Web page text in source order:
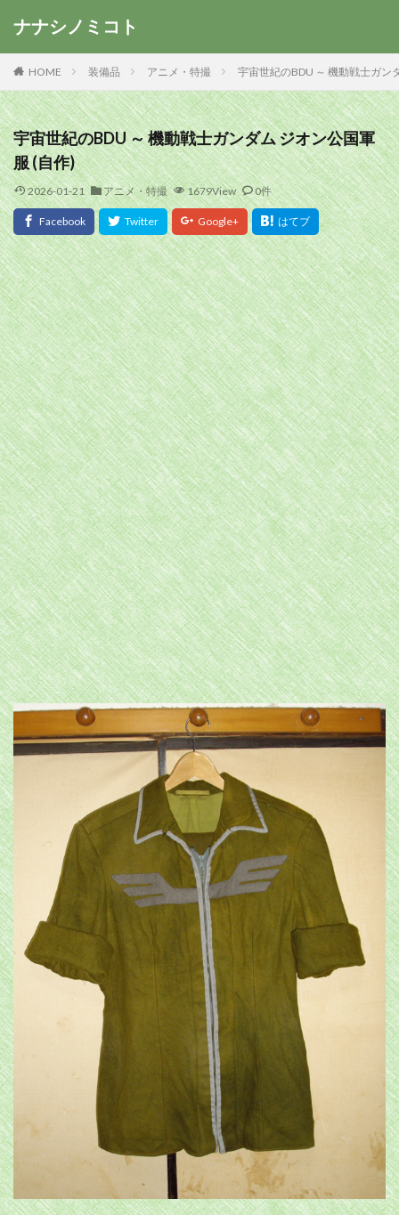
ナナシノミコト
HOME 装備品 アニメ・特撮 宇宙世紀のBDU ～ 機動戦士ガン
宇宙世紀のBDU ～ 機動戦士ガンダム ジオン公国軍
服 (自作)
2026-01-21 アニメ・特撮 1679View 0件